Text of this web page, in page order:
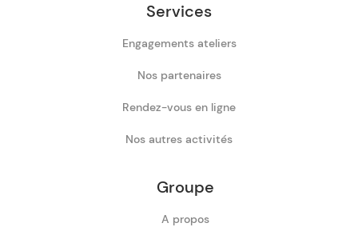
Services
Engagements ateliers
Nos partenaires
Rendez-vous en ligne
Nos autres activités
Groupe
A propos